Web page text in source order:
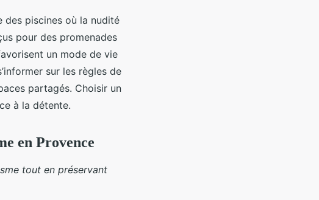
des piscines où la nudité
pour des promenades
un mode de vie
sur les règles de
partagés. Choisir un
à la détente.
en Provence
tout en préservant